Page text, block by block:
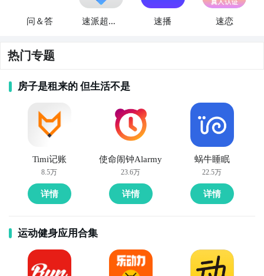
问＆答
速派超人-
速播 速恋
热门专题
房子是租来的 但生活不是
Timi记账
8.5万
详情
使命闹钟Alarmy
23.6万
详情
蜗牛睡眠
22.5万
详情
运动健身应用合集